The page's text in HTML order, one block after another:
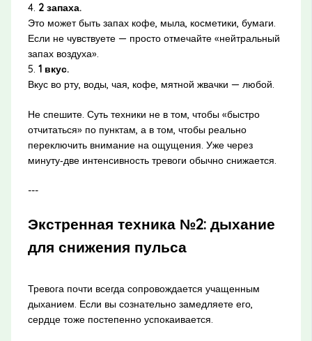
4. 2 запаха.
Это может быть запах кофе, мыла, косметики, бумаги.
Если не чувствуете — просто отмечайте «нейтральный
запах воздуха».
5. 1 вкус.
Вкус во рту, воды, чая, кофе, мятной жвачки — любой.
Не спешите. Суть техники не в том, чтобы «быстро
отчитаться» по пунктам, а в том, чтобы реально
переключить внимание на ощущения. Уже через
минуту‑две интенсивность тревоги обычно снижается.
---
Экстренная техника №2: дыхание
для снижения пульса
Тревога почти всегда сопровождается учащенным
дыханием. Если вы сознательно замедляете его,
сердце тоже постепенно успокаивается.